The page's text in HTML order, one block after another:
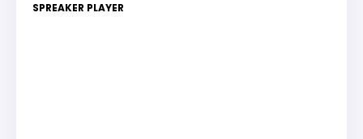
SPREAKER PLAYER